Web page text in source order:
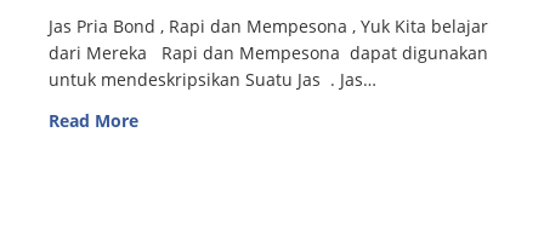
Jas Pria Bond , Rapi dan Mempesona , Yuk Kita belajar
dari Mereka Rapi dan Mempesona dapat digunakan
untuk mendeskripsikan Suatu Jas . Jas…
Read More